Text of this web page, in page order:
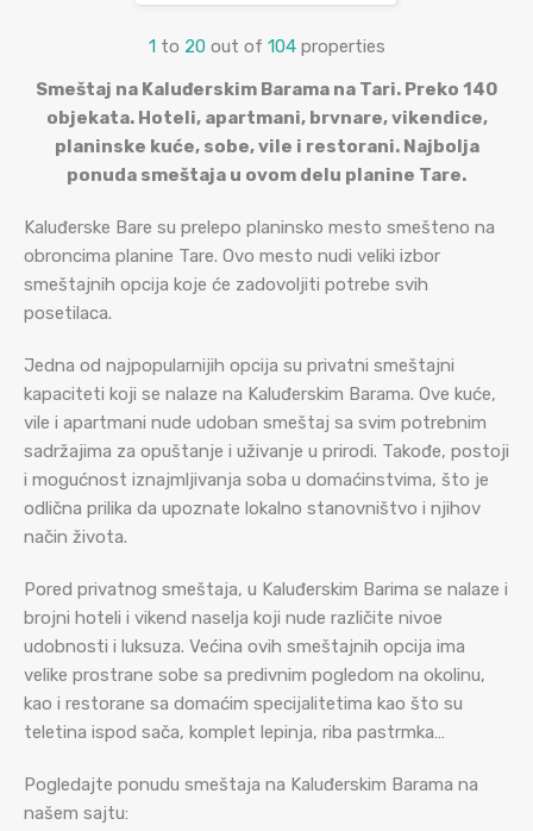
1 to 20 out of 104 properties
Smeštaj na Kaluđerskim Barama na Tari. Preko 140
objekata. Hoteli, apartmani, brvnare, vikendice,
planinske kuće, sobe, vile i restorani. Najbolja
ponuda smeštaja u ovom delu planine Tare.
Kaluđerske Bare su prelepo planinsko mesto smešteno na
obroncima planine Tare. Ovo mesto nudi veliki izbor
smeštajnih opcija koje će zadovoljiti potrebe svih
posetilaca.
Jedna od najpopularnijih opcija su privatni smeštajni
kapaciteti koji se nalaze na Kaluđerskim Barama. Ove kuće,
vile i apartmani nude udoban smeštaj sa svim potrebnim
sadržajima za opuštanje i uživanje u prirodi. Takođe, postoji
i mogućnost iznajmljivanja soba u domaćinstvima, što je
odlična prilika da upoznate lokalno stanovništvo i njihov
način života.
Pored privatnog smeštaja, u Kaluđerskim Barima se nalaze i
brojni hoteli i vikend naselja koji nude različite nivoe
udobnosti i luksuza. Većina ovih smeštajnih opcija ima
velike prostrane sobe sa predivnim pogledom na okolinu,
kao i restorane sa domaćim specijalitetima kao što su
teletina ispod sača, komplet lepinja, riba pastrmka…
Pogledajte ponudu smeštaja na Kaluđerskim Barama na
našem sajtu: